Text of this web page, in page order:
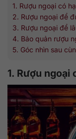
1. Rượu ngoại có
2. Rượu ngoại để
3. Rượu ngoại để
4. Bảo quản rượu
5. Góc nhìn sau
1. Rượu ngoại